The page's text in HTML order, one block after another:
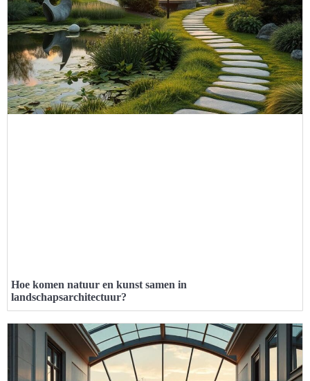
Hoe komen natuur en kunst samen in
landschapsarchitectuur?